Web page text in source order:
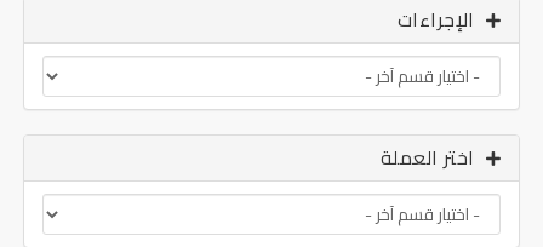
الإجراءات
اختر العملة